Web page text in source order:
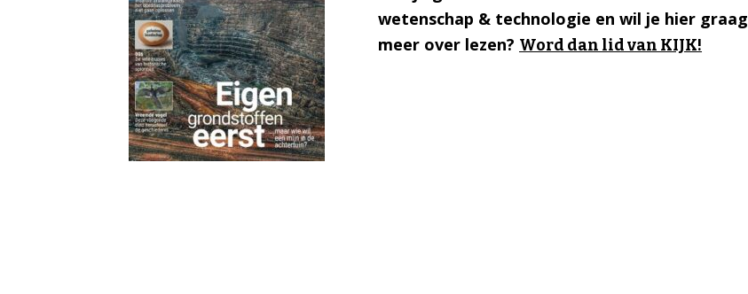
wetenschap & technologie en wil je hier graag
meer over lezen? Word dan lid van KIJK!